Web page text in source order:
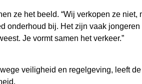
ze het beeld. “Wij verkopen ze niet,
onderhoud bij. Het zijn vaak
Je vormt samen het verkeer.”
veiligheid en regelgeving, leeft